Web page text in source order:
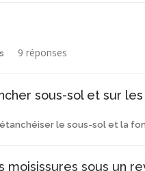
9 réponses
sous-sol et sur les
le sous-sol et la
sous un